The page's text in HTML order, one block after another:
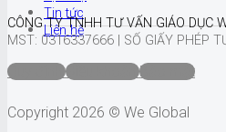
Tin tức
Liên hệ
CÔNG TY TNHH TƯ VẤN GIÁO DỤC
MST: 0316337666 | SỐ GIẤY PHÉP
Quy định Điều khoản Bảo mật
Copyright 2026 © We Global